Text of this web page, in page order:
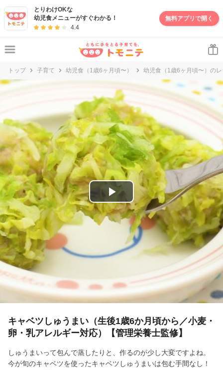
とりわけOKな
幼児食メニューがすぐわかる！
4.4
無料アプリで開く
トップ 子育て 幼児食（1歳6ヶ月頃〜） 幼児食（1歳6ヶ月頃〜）の
P
l
a
V
i
d
e
キャベツしゅうまい（生後1歳6か月頃から／小麦・
卵・乳アレルギー対応）【管理栄養士監修】
しゅうまいって包んで蒸したりと、作るのが少し大変ですよね。
今が旬のキャベツを使ったキャベツしゅうまいは包む手間なし！